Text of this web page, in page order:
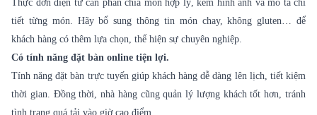
Thực đơn điện tử cần phân chia món hợp lý, kèm hình ảnh và mô tả chi
tiết từng món. Hãy bổ sung thông tin món chay, không gluten… để
khách hàng có thêm lựa chọn, thể hiện sự chuyên nghiệp.
Có tính năng đặt bàn online tiện lợi.
Tính năng đặt bàn trực tuyến giúp khách hàng dễ dàng lên lịch, tiết kiệm
thời gian. Đồng thời, nhà hàng cũng quản lý lượng khách tốt hơn, tránh
tình trạng quá tải vào giờ cao điểm.